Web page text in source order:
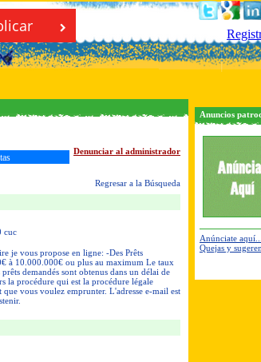
Denunciar al administrador
Regresar a la Búsqueda
cuc
je vous propose en ligne: -Des Prêts
à 10.000.000€ ou plus au maximum Le taux
demandés sont obtenus dans un délai de
la procédure qui est la procédure légale
vous voulez emprunter. L'adresse e-mail est
Anuncios
Anúnciate aquí...
Quejas y